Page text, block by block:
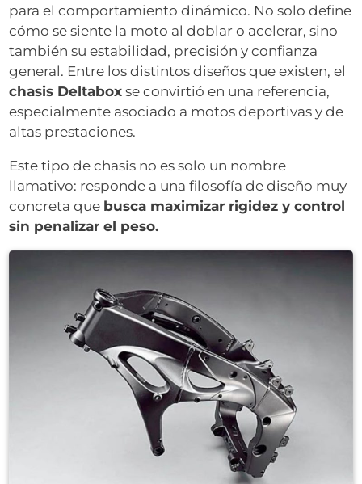
para el comportamiento dinámico. No solo define
cómo se siente la moto al doblar o acelerar, sino
también su estabilidad, precisión y confianza
general. Entre los distintos diseños que existen, el
chasis Deltabox se convirtió en una referencia,
especialmente asociado a motos deportivas y de
altas prestaciones.
Este tipo de chasis no es solo un nombre
llamativo: responde a una filosofía de diseño muy
concreta que busca maximizar rigidez y control
sin penalizar el peso.